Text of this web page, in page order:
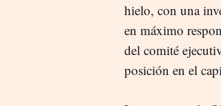
hielo, con una
en máximo
del comité
posición en el